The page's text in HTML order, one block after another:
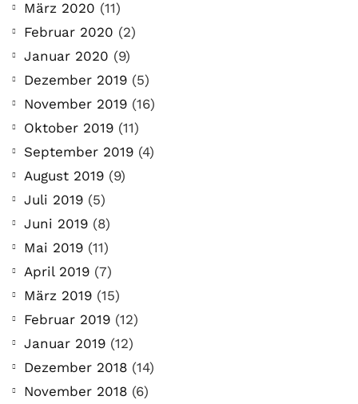
März 2020 (11)
Februar 2020 (2)
Januar 2020 (9)
Dezember 2019 (5)
November 2019 (16)
Oktober 2019 (11)
September 2019 (4)
August 2019 (9)
Juli 2019 (5)
Juni 2019 (8)
Mai 2019 (11)
April 2019 (7)
März 2019 (15)
Februar 2019 (12)
Januar 2019 (12)
Dezember 2018 (14)
November 2018 (6)